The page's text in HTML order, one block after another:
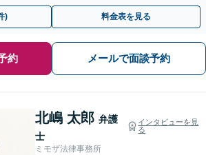
ポート【完全個室相談】
) 料金表を見る
約 メールで面談予約
北嶋 太郎 弁護
士
インタビューを見
る
ミモザ法律事務所